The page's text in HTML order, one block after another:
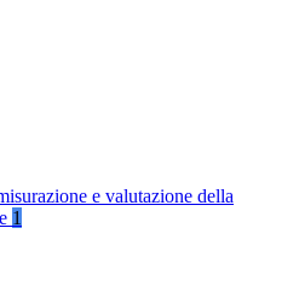
e valutazione della
1